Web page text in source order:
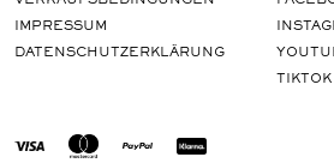
IMPRESSUM
DATENSCHUTZERKLÄRUNG
TIKTOK